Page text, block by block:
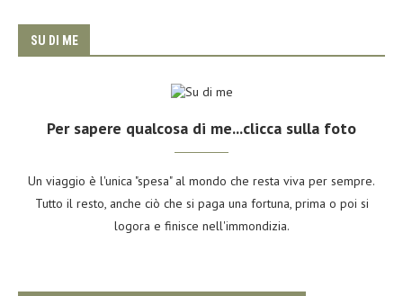
SU DI ME
Per sapere qualcosa di me...clicca sulla foto
Un viaggio è l'unica "spesa" al mondo che resta viva per sempre.
Tutto il resto, anche ciò che si paga una fortuna, prima o poi si
logora e finisce nell'immondizia.